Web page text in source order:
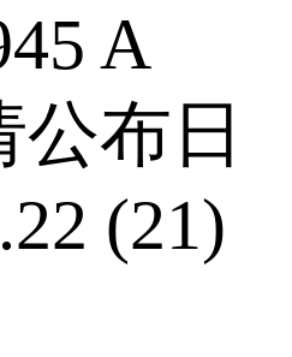
A
公布日
(21)